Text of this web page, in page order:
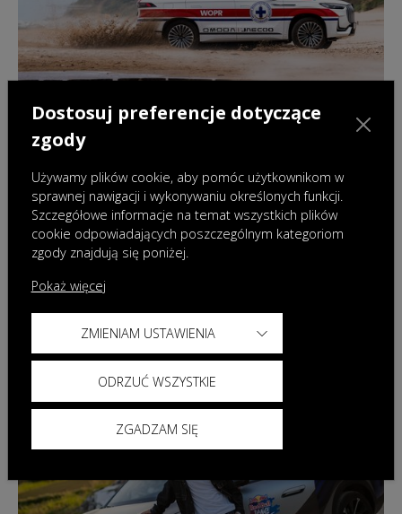
18.06.2026|Aktualności
Flagowe partnerstwo OMODA & JAECOO
Polska i WOPR
Dostosuj preferencje dotyczące
zgody
Używamy plików cookie, aby pomóc użytkownikom w
sprawnej nawigacji i wykonywaniu określonych funkcji.
Szczegółowe informacje na temat wszystkich plików
cookie odpowiadających poszczególnym kategoriom
zgody znajdują się poniżej.
Pokaż więcej
ZMIENIAM USTAWIENIA
ODRZUĆ WSZYSTKIE
ZGADZAM SIĘ